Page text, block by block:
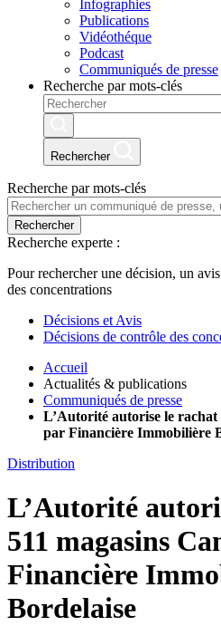
Infographies
Publications
Vidéothéque
Podcast
Communiqués de presse
Recherche par mots-clés
Rechercher
Recherche par mots-clés
Rechercher
Recherche experte :
Pour rechercher une décision, un
des concentrations
Décisions et Avis
Décisions de contrôle des
Accueil
Actualités & publications
Communiqués de presse
L’Autorité autorise le rachat
par Financière Immobilière
Distribution
L’Autorité
511 magasins
Financière
Bordelaise